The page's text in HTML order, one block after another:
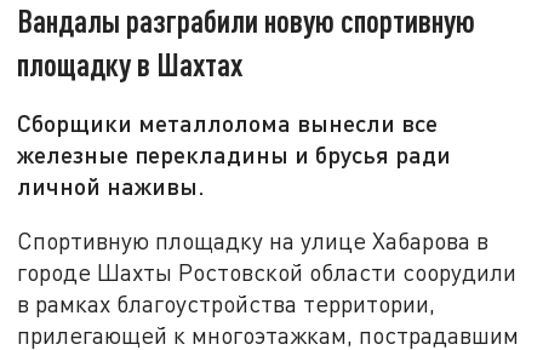
Вандалы разграбили новую спортивную
площадку в Шахтах
Сборщики металлолома вынесли все
железные перекладины и брусья ради
личной наживы.
Спортивную площадку на улице Хабарова в
городе Шахты Ростовской области соорудили
в рамках благоустройства территории,
прилегающей к многоэтажкам, пострадавшим